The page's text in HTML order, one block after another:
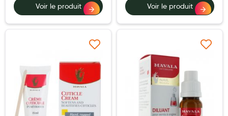
Couches
Toilette du bébé
Accessoires bébé
Alimentation
Voir le produit Voir le produit
Ajouter à ma liste d’envie Ajouter à ma liste